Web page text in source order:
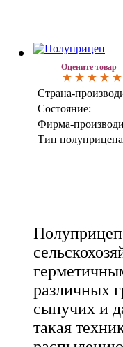
Оцените товар
Страна-
Состояние:
Фирма-
Тип
различных
сыпучих и
такая